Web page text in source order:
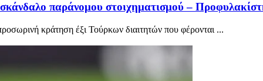
παράνομου στοιχηματισμού –
κράτηση έξι Τούρκων διαιτητών που φέρονται ...